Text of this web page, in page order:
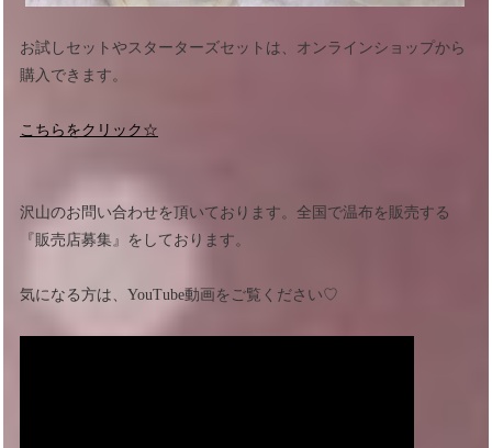
お試しセットやスターターズセットは、オンラインショップから
購入できます。
こちらをクリック☆
沢山のお問い合わせを頂いております。全国で温布を販売する
『販売店募集』をしております。
気になる方は、YouTube動画をご覧ください♡